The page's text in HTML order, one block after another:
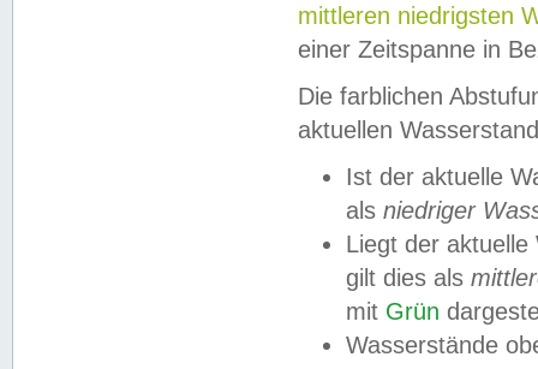
mittleren niedrigsten
einer Zeitspanne in
Die farblichen
aktuellen
Ist der aktuelle
als niedriger
Liegt der
gilt dies als
mit Grün
Wasserstände